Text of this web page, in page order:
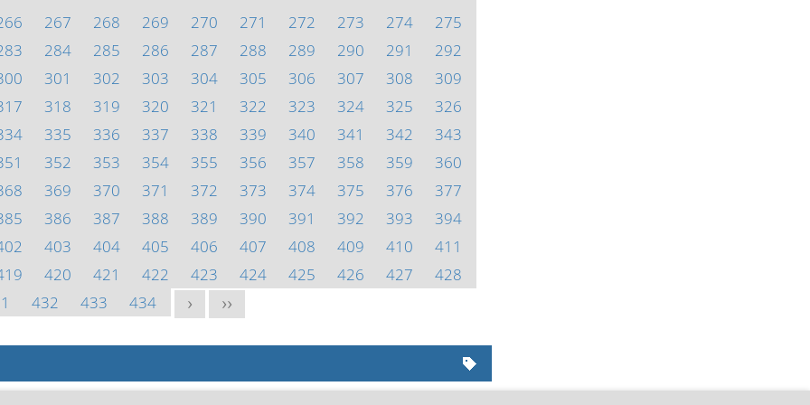
267 268 269 270 271 272 273 274
275
284 285 286 287 288 289 290 291
292
301 302 303 304 305 306 307 308
309
318 319 320 321 322 323 324 325
326
335 336 337 338 339 340 341 342
343
352 353 354 355 356 357 358 359
360
369 370 371 372 373 374 375 376
377
386 387 388 389 390 391 392 393
394
403 404 405 406 407 408 409 410
411
420 421 422 423 424 425 426 427
428
432 433 434 > >>